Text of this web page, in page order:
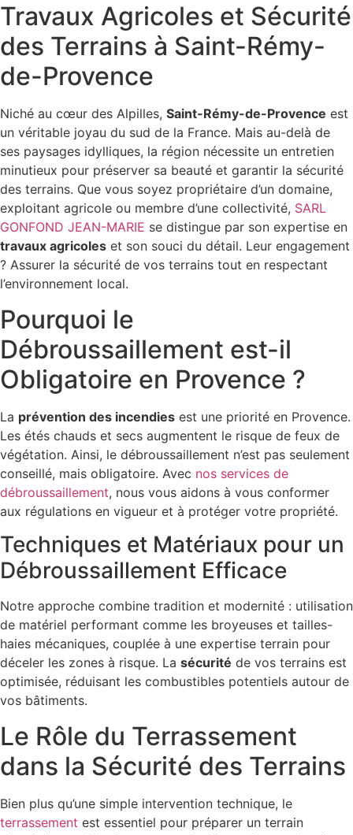
Travaux Agricoles et Sécurité
des Terrains à Saint-Rémy-
de-Provence
Niché au cœur des Alpilles, Saint-Rémy-de-Provence est
un véritable joyau du sud de la France. Mais au-delà de
ses paysages idylliques, la région nécessite un entretien
minutieux pour préserver sa beauté et garantir la sécurité
des terrains. Que vous soyez propriétaire d’un domaine,
exploitant agricole ou membre d’une collectivité, SARL
GONFOND JEAN-MARIE se distingue par son expertise en
travaux agricoles et son souci du détail. Leur engagement
? Assurer la sécurité de vos terrains tout en respectant
l’environnement local.
Pourquoi le
Débroussaillement est-il
Obligatoire en Provence ?
La prévention des incendies est une priorité en Provence.
Les étés chauds et secs augmentent le risque de feux de
végétation. Ainsi, le débroussaillement n’est pas seulement
conseillé, mais obligatoire. Avec nos services de
débroussaillement, nous vous aidons à vous conformer
aux régulations en vigueur et à protéger votre propriété.
Techniques et Matériaux pour un
Débroussaillement Efficace
Notre approche combine tradition et modernité : utilisation
de matériel performant comme les broyeuses et tailles-
haies mécaniques, couplée à une expertise terrain pour
déceler les zones à risque. La sécurité de vos terrains est
optimisée, réduisant les combustibles potentiels autour de
vos bâtiments.
Le Rôle du Terrassement
dans la Sécurité des Terrains
Bien plus qu’une simple intervention technique, le
terrassement est essentiel pour préparer un terrain